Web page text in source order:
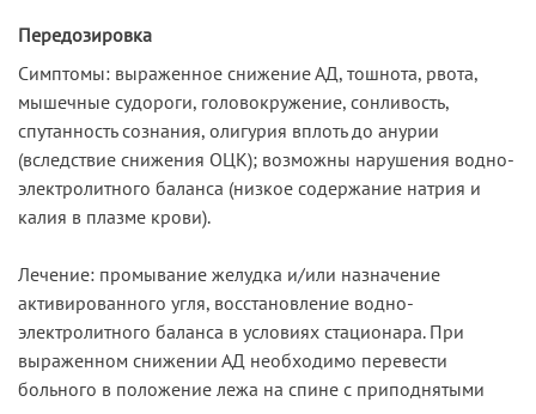
Передозировка
Симптомы: выраженное снижение АД, тошнота, рвота,
мышечные судороги, головокружение, сонливость,
спутанность сознания, олигурия вплоть до анурии
(вследствие снижения ОЦК); возможны нарушения водно-
электролитного баланса (низкое содержание натрия и
калия в плазме крови).
Лечение: промывание желудка и/или назначение
активированного угля, восстановление водно-
электролитного баланса в условиях стационара. При
выраженном снижении АД необходимо перевести
больного в положение лежа на спине с приподнятыми